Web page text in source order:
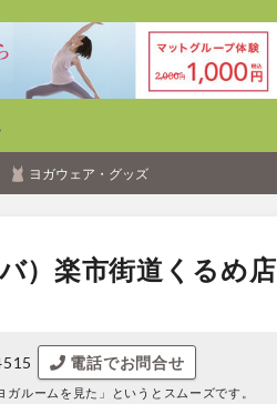
ヨガウェア・グッズ
）楽市街道くるめ店
電話でお問合せ
ガルームを見た」というとスムーズです。